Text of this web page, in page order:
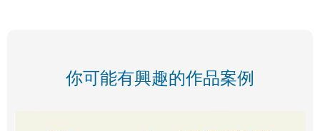
你可能有興趣的作品案例